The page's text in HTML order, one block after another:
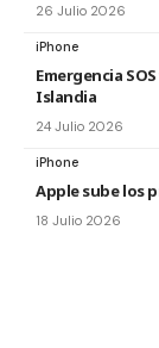
26 Julio 2026
iPhone
Emergencia
Islandia
24 Julio 2026
iPhone
Apple sube los
18 Julio 2026